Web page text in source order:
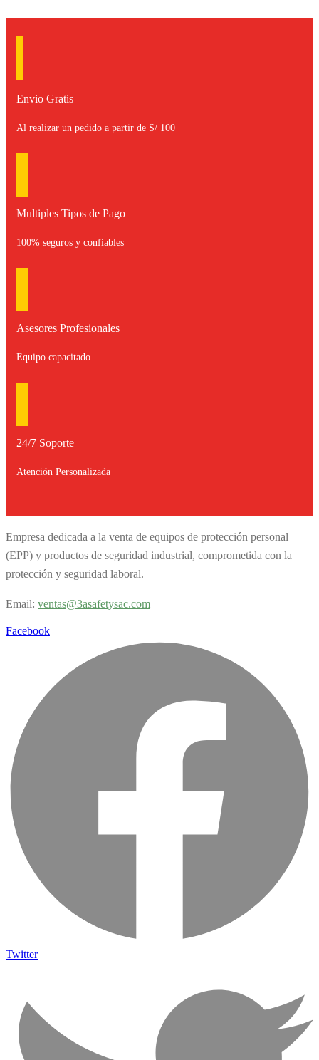
Envio Gratis
Al realizar un pedido a partir de S/ 100
Multiples Tipos de Pago
100% seguros y confiables
Asesores Profesionales
Equipo capacitado
24/7 Soporte
Atención Personalizada
Empresa dedicada a la venta de equipos de protección personal
(EPP) y productos de seguridad industrial, comprometida con la
protección y seguridad laboral.
Email: ventas@3asafetysac.com
Facebook
Twitter